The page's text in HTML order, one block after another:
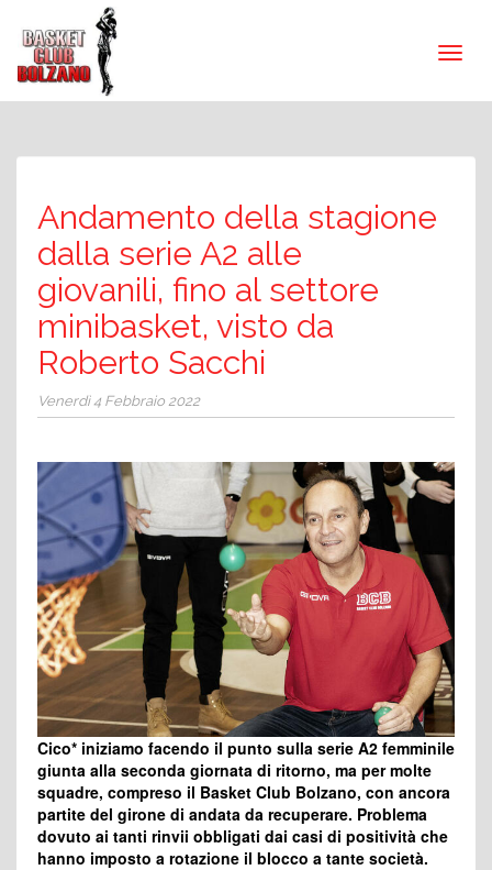
Andamento della stagione
dalla serie A2 alle
giovanili, fino al settore
minibasket, visto da
Roberto Sacchi
Venerdì 4 Febbraio 2022
Cico* iniziamo facendo il punto sulla serie A2 femminile
giunta alla seconda giornata di ritorno, ma per molte
squadre, compreso il Basket Club Bolzano, con ancora
partite del girone di andata da recuperare. Problema
dovuto ai tanti rinvii obbligati dai casi di positività che
hanno imposto a rotazione il blocco a tante società.